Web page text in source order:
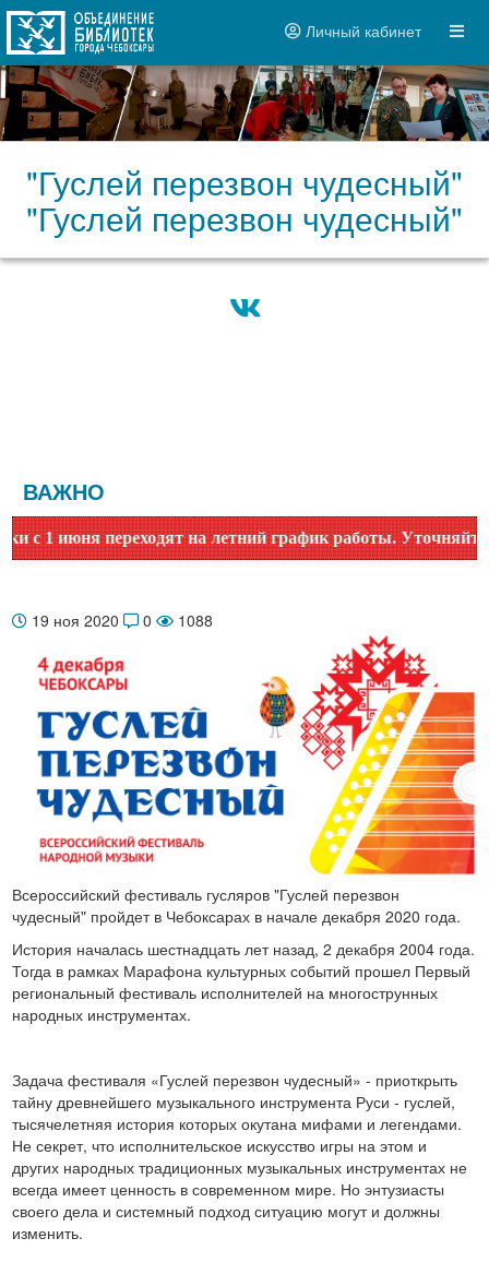
Личный кабинет
"Гуслей перезвон чудесный"
"Гуслей перезвон чудесный"
ВАЖНО
июня переходят на летний график работы. Уточняйте
19 ноя 2020 0 1088
Всероссийский фестиваль гусляров "Гуслей перезвон
чудесный" пройдет в Чебоксарах в начале декабря 2020 года.
История началась шестнадцать лет назад, 2 декабря 2004 года.
Тогда в рамках Марафона культурных событий прошел Первый
региональный фестиваль исполнителей на многострунных
народных инструментах.
Задача фестиваля «Гуслей перезвон чудесный» - приоткрыть
тайну древнейшего музыкального инструмента Руси - гуслей,
тысячелетняя история которых окутана мифами и легендами.
Не секрет, что исполнительское искусство игры на этом и
других народных традиционных музыкальных инструментах не
всегда имеет ценность в современном мире. Но энтузиасты
своего дела и системный подход ситуацию могут и должны
изменить.